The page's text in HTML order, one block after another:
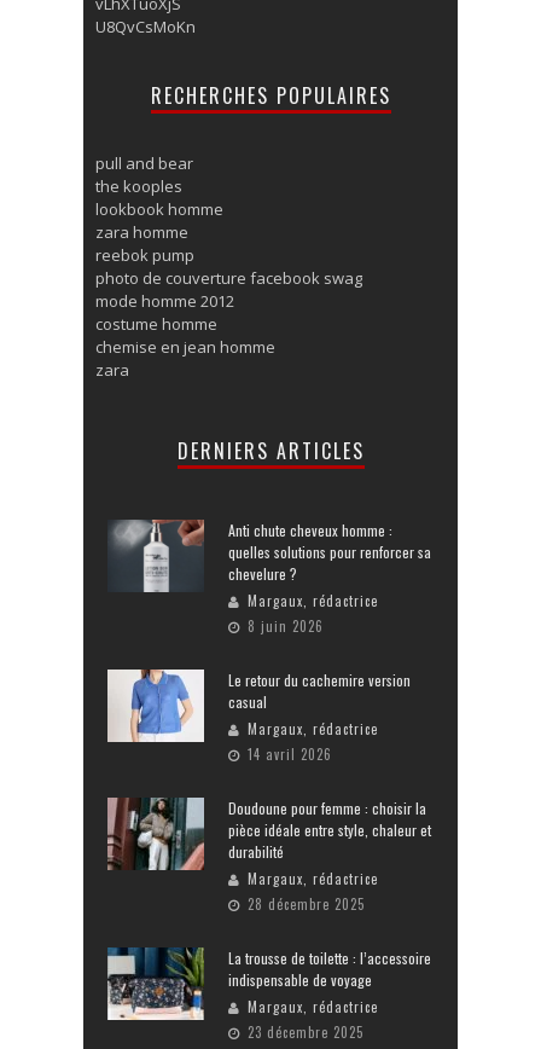
U8QvCsMoKn
RECHERCHES POPULAIRES
pull and bear
the kooples
lookbook homme
zara homme
reebok pump
photo de couverture facebook swag
mode homme 2012
costume homme
chemise en jean homme
zara
DERNIERS ARTICLES
Anti chute cheveux homme :
quelles solutions pour renforcer sa
chevelure ?
Margaux, rédactrice
8 juin 2026
Le retour du cachemire version
casual
Margaux, rédactrice
14 avril 2026
Doudoune pour femme : choisir la
pièce idéale entre style, chaleur et
durabilité
Margaux, rédactrice
28 décembre 2025
La trousse de toilette : l’accessoire
indispensable de voyage
Margaux, rédactrice
23 décembre 2025